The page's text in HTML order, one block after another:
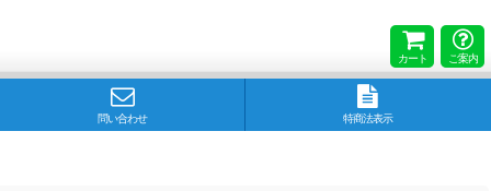
カート ご案内
問い合わせ 特商法表示